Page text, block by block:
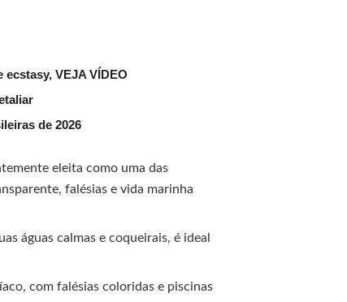
VEJA VÍDEO
de 2026
eleita como uma das
falésias e vida marinha
águas calmas e coqueirais, é ideal
com falésias coloridas e piscinas